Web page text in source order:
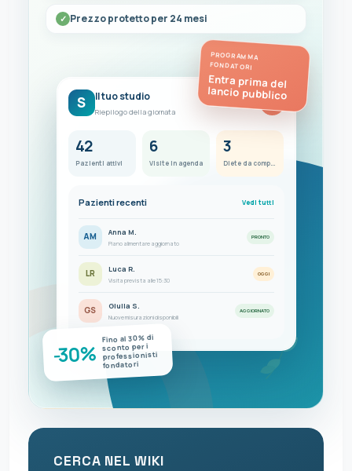
Prezzo protetto per 24 mesi
PROGRAMMA
FONDATORI
Entra prima del
lancio pubblico
S Il tuo studio
Riepilogo della giornata
FC
42
Pazienti attivi
6
Visite in agenda
3
Pazienti recenti Vedi tutti
AM Anna M.
Piano alimentare aggiornato
PRONTO
LR Luca R.
Visita prevista alle 15:30
OGGI
GS Giulia S.
Nuove misurazioni disponibili
AGGIORNATO
-30%
Fino al 30% di
sconto per i
professionisti
fondatori
CERCA NEL WIKI